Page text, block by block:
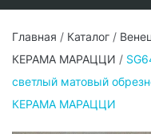
Главная / Каталог /
КЕРАМА МАРАЦЦИ /
светлый матовый
КЕРАМА МАРАЦЦИ